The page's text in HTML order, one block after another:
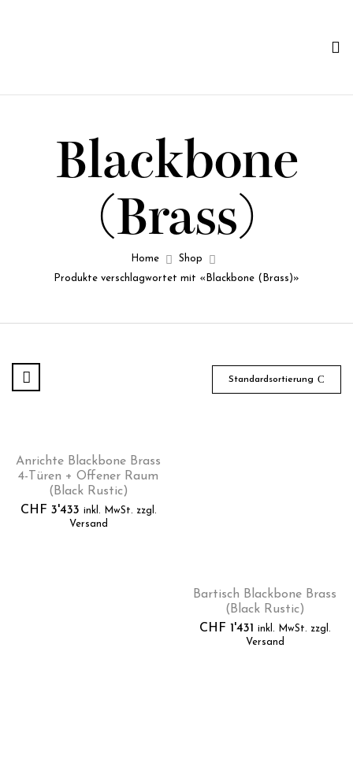
Blackbone
(Brass)
Home
Shop
Produkte verschlagwortet mit «Blackbone (Brass)»
Standardsortierung
Anrichte Blackbone Brass
4-Türen + Offener Raum
(Black Rustic)
CHF 3'433 inkl. MwSt. zzgl.
Versand
Bartisch Blackbone Brass
(Black Rustic)
CHF 1'431 inkl. MwSt. zzgl.
Versand